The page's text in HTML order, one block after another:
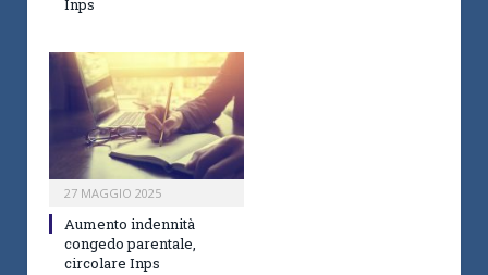
Inps
27 MAGGIO 2025
Aumento indennità
congedo parentale,
circolare Inps